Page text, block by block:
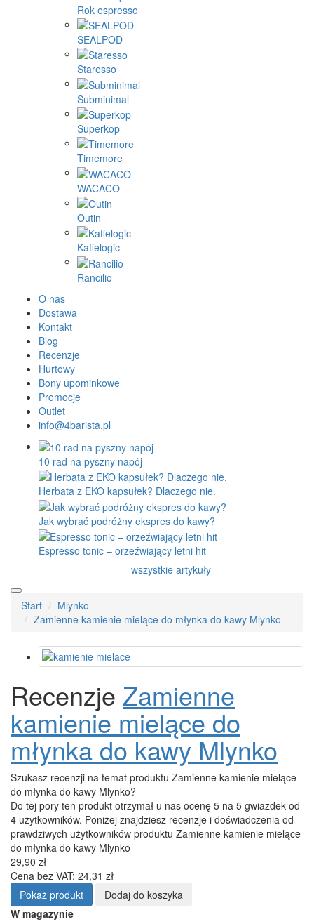
Rok espresso
SEALPOD
Staresso
Subminimal
Superkop
Timemore
WACACO
Outin
Kaffelogic
Rancilio
O nas
Dostawa
Kontakt
Blog
Recenzje
Hurtowy
Bony upominkowe
Promocje
Outlet
info@4barista.pl
10 rad na pyszny napój
Herbata z EKO kapsułek? Dlaczego nie.
Jak wybrać podróżny ekspres do kawy?
Espresso tonic – orzeźwiający letni hit
wszystkie artykuły
Start
Mlynko
Zamienne kamienie mielące do młynka do kawy Mlynko
Recenzje Zamienne
kamienie mielące do
młynka do kawy Mlynko
Szukasz recenzji na temat produktu Zamienne kamienie mielące
do młynka do kawy Mlynko?
Do tej pory ten produkt otrzymał u nas ocenę 5 na 5 gwiazdek od
4 użytkowników. Poniżej znajdziesz recenzje i doświadczenia od
prawdziwych użytkowników produktu Zamienne kamienie mielące
do młynka do kawy Mlynko
29,90 zł
Cena bez VAT: 24,31 zł
Pokaż produkt
Dodaj do koszyka
W magazynie